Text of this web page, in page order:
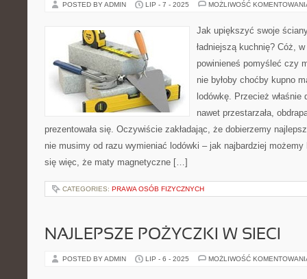
POSTED BY ADMIN LIP - 7 - 2025 MOŻLIWOŚĆ
Jak upiększyć swoje
ładniejszą kuchnię? Cóż,
powinieneś pomyśleć czy
nie byłoby choćby kupno
lodówkę. Przecież
nawet przestarzała,
prezentowała się. Oczywiście zakładając, że dobierzemy
nie musimy od razu wymieniać lodówki – jak najbardziej
się więc, że maty magnetyczne […]
CATEGORIES: PRAWA OSÓB FIZYCZNYCH
NAJLEPSZE POŻYCZKI W SIECI
POSTED BY ADMIN LIP - 6 - 2025 MOŻLIWOŚĆ